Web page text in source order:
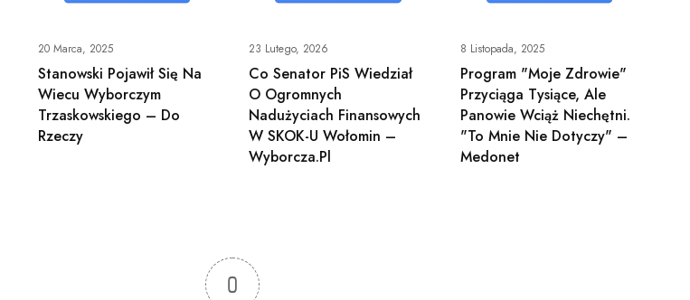
20 Marca, 2025
Stanowski Pojawił Się Na
Wiecu Wyborczym
Trzaskowskiego – Do
Rzeczy
23 Lutego, 2026
Co Senator PiS Wiedział
O Ogromnych
Nadużyciach Finansowych
W SKOK-U Wołomin –
Wyborcza.pl
8 Listopada, 2025
Program "Moje Zdrowie"
Przyciąga Tysiące, Ale
Panowie Wciąż Niechętni.
"To Mnie Nie Dotyczy" –
Medonet
0